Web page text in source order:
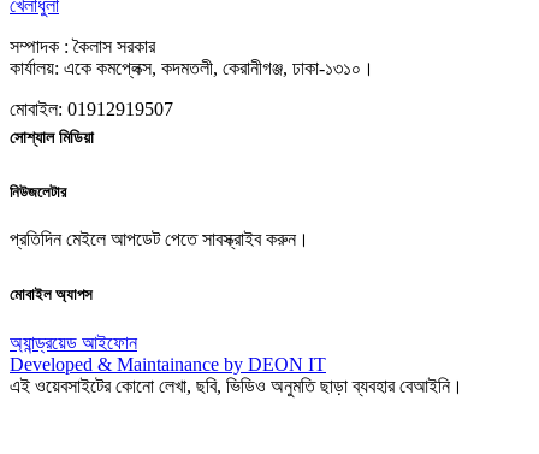
খেলাধুলা
সম্পাদক : কৈলাস সরকার
কার্যালয়: একে কমপ্লেক্স, কদমতলী, কেরানীগঞ্জ, ঢাকা-১৩১০।
মোবাইল: 01912919507
সোশ্যাল মিডিয়া
নিউজলেটার
প্রতিদিন মেইলে আপডেট পেতে সাবস্ক্রাইব করুন।
মোবাইল অ্যাপস
অ্যান্ড্রয়েড আইফোন
Developed & Maintainance by DEON IT
এই ওয়েবসাইটের কোনো লেখা, ছবি, ভিডিও অনুমতি ছাড়া ব্যবহার বেআইনি।